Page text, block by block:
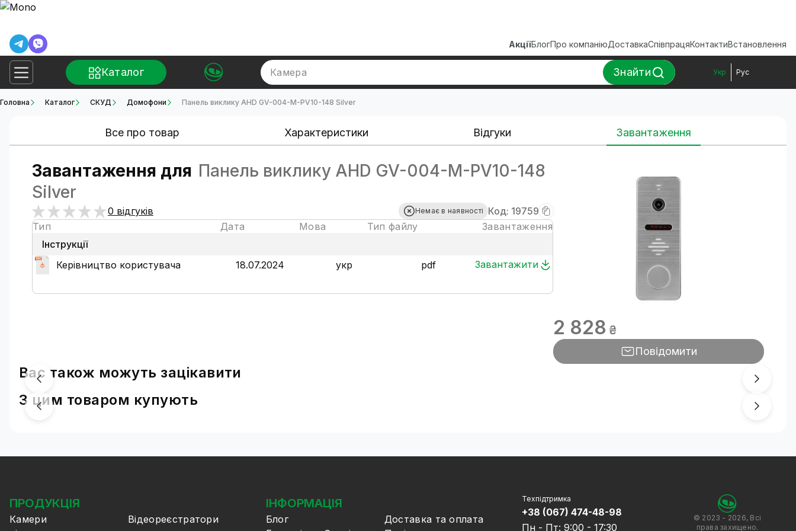
АкціїБлогПро компаніюДоставкаСпівпрацяКонтактиВстановлення
Каталог Камера Знайти Укр Рус
Головна Каталог СКУД Домофони Панель виклику AHD GV-004-M-PV10-148 Silver
Все про товар Характеристики Відгуки Завантаження
Завантаження для Панель виклику AHD GV-004-M-PV10-148
Silver
0 відгуків Немає в наявності
Код: 19759
Тип
Дата Мова Тип файлу
Завантаження
Інструкції
Керівництво користувача
18.07.2024 укр pdf Завантажити
2 828 ₴
Повідомити
Вас також можуть зацікавити
З цим товаром купують
ПРОДУКЦІЯ
Камери
Відеореєстратори
ІНФОРМАЦІЯ
Блог
Доставка та оплата
Техпідтримка
+38 (067) 474-48-98
Пн - Пт: 9:00 - 17:30
© 2023 - 2026, Всі
права захищено.